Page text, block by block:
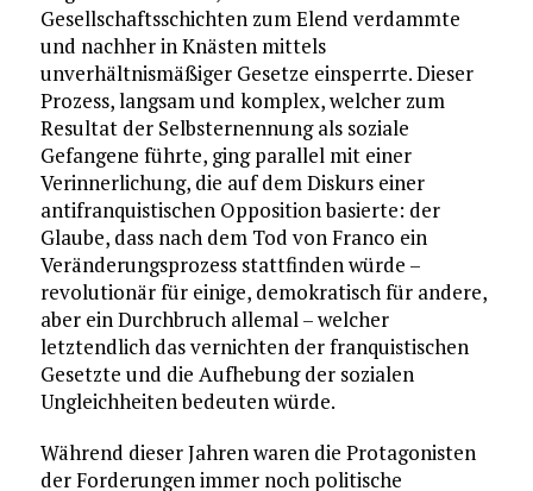
Gesellschaftsschichten zum Elend verdammte
und nachher in Knästen mittels
unverhältnismäßiger Gesetze einsperrte. Dieser
Prozess, langsam und komplex, welcher zum
Resultat der Selbsternennung als soziale
Gefangene führte, ging parallel mit einer
Verinnerlichung, die auf dem Diskurs einer
antifranquistischen Opposition basierte: der
Glaube, dass nach dem Tod von Franco ein
Veränderungsprozess stattfinden würde –
revolutionär für einige, demokratisch für andere,
aber ein Durchbruch allemal – welcher
letztendlich das vernichten der franquistischen
Gesetzte und die Aufhebung der sozialen
Ungleichheiten bedeuten würde.
Während dieser Jahren waren die Protagonisten
der Forderungen immer noch politische